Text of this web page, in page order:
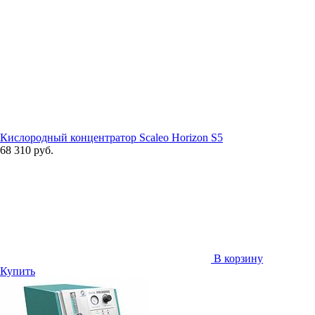
Кислородный концентратор Scaleo Horizon S5
68 310 руб.
В корзину
Купить